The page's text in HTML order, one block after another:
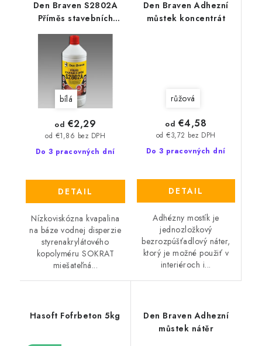
Den Braven S2802A
Příměs stavebních
bílá
Do 3 pracovných dní
od €1,86 bez DPH
od €2,29
DETAIL
Nízkoviskózna kvapalina
na báze vodnej disperzie
styrenakrylátového
kopolyméru SOKRAT
miešateľná...
Den Braven Adhezní
můstek koncentrát
růžová
Do 3 pracovných dní
od €3,72 bez DPH
od €4,58
DETAIL
Adhézny mostík je
jednozložkový
bezrozpúšťadlový náter,
ktorý je možné použiť v
interiéroch i...
Hasoft Fofrbeton 5kg
Den Braven Adhezní
můstek nátěr